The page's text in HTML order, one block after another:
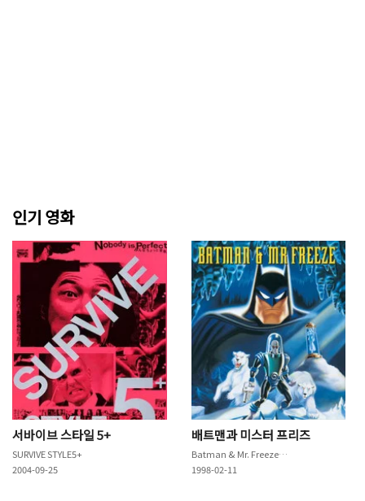
인기 영화
서바이브 스타일 5+
SURVIVE STYLE5+
2004-09-25
배트맨과 미스터 프리즈
Batman & Mr. Freeze: SubZero
1998-02-11